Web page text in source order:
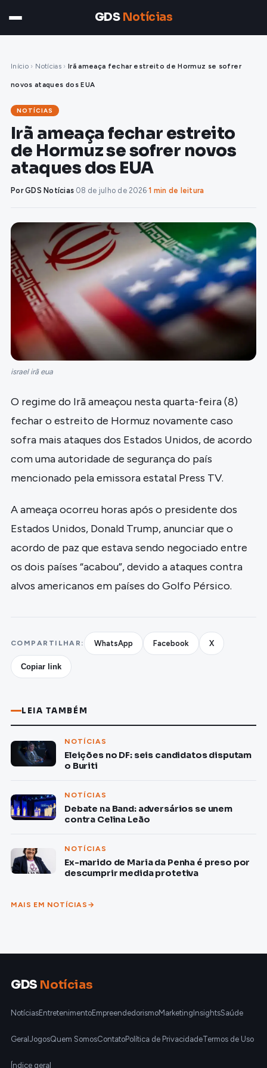
GDS Notícias
Início › Notícias › Irã ameaça fechar estreito de Hormuz se sofrer
novos ataques dos EUA
NOTÍCIAS
Irã ameaça fechar estreito
de Hormuz se sofrer novos
ataques dos EUA
Por GDS Notícias·08 de julho de 2026·1 min de leitura
israel irã eua
O regime do Irã ameaçou nesta quarta-feira (8)
fechar o estreito de Hormuz novamente caso
sofra mais ataques dos Estados Unidos, de acordo
com uma autoridade de segurança do país
mencionado pela emissora estatal Press TV.
A ameaça ocorreu horas após o presidente dos
Estados Unidos, Donald Trump, anunciar que o
acordo de paz que estava sendo negociado entre
os dois países “acabou”, devido a ataques contra
alvos americanos em países do Golfo Pérsico.
COMPARTILHAR: WhatsApp Facebook X
Copiar link
LEIA TAMBÉM
NOTÍCIAS
Eleições no DF: seis candidatos disputam
o Buriti
NOTÍCIAS
Debate na Band: adversários se unem
contra Celina Leão
NOTÍCIAS
Ex-marido de Maria da Penha é preso por
descumprir medida protetiva
MAIS EM NOTÍCIAS
GDS Notícias
NotíciasEntretenimentoEmpreendedorismoMarketingInsightsSaúde
GeralJogosQuem SomosContatoPolítica de PrivacidadeTermos de Uso
Índice geral